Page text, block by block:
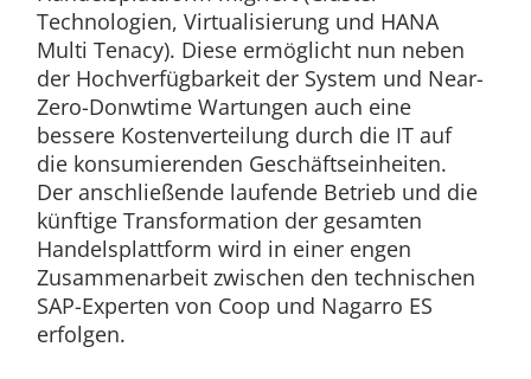
Technologien, Virtualisierung und HANA
Multi Tenacy). Diese ermöglicht nun neben
der Hochverfügbarkeit der System und Near-
Zero-Donwtime Wartungen auch eine
bessere Kostenverteilung durch die IT auf
die konsumierenden Geschäftseinheiten.
Der anschließende laufende Betrieb und die
künftige Transformation der gesamten
Handelsplattform wird in einer engen
Zusammenarbeit zwischen den technischen
SAP-Experten von Coop und Nagarro ES
erfolgen.